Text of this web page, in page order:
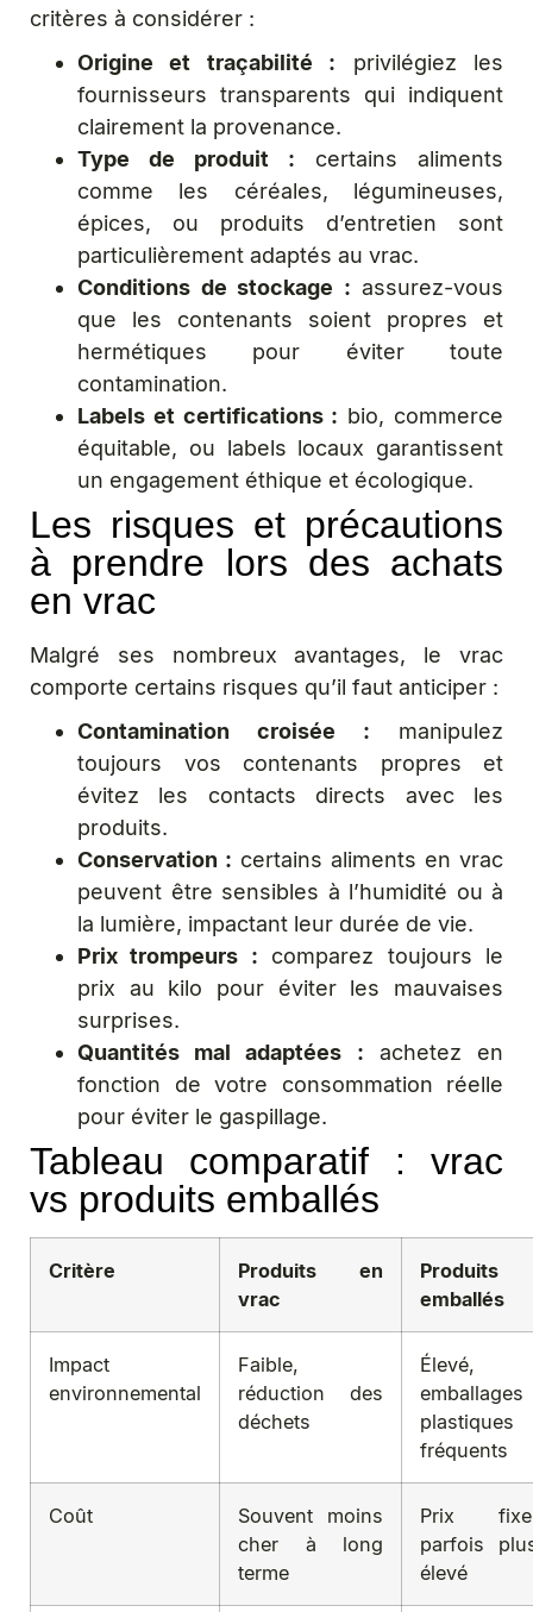
critères à considérer :
Origine et traçabilité : privilégiez les
fournisseurs transparents qui indiquent
clairement la provenance.
Type de produit : certains aliments
comme les céréales, légumineuses,
épices, ou produits d’entretien sont
particulièrement adaptés au vrac.
Conditions de stockage : assurez-vous
que les contenants soient propres et
hermétiques pour éviter toute
contamination.
Labels et certifications : bio, commerce
équitable, ou labels locaux garantissent
un engagement éthique et écologique.
Les risques et précautions
à prendre lors des achats
en vrac
Malgré ses nombreux avantages, le vrac
comporte certains risques qu’il faut anticiper :
Contamination croisée : manipulez
toujours vos contenants propres et
évitez les contacts directs avec les
produits.
Conservation : certains aliments en vrac
peuvent être sensibles à l’humidité ou à
la lumière, impactant leur durée de vie.
Prix trompeurs : comparez toujours le
prix au kilo pour éviter les mauvaises
surprises.
Quantités mal adaptées : achetez en
fonction de votre consommation réelle
pour éviter le gaspillage.
Tableau comparatif : vrac
vs produits emballés
Critère
Produits en
vrac
Produits
emballés
Impact
environnemental
Faible,
réduction des
déchets
Élevé,
emballages
plastiques
fréquents
Coût
Souvent moins
cher à long
terme
Prix
parfois
élevé